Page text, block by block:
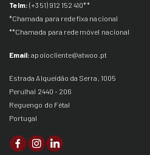
Telm:(+351) 912 152 410**
*Chamada para rede fixa nacional
**Chamada para rede móvel nacional
Email:apoiocliente@atwoo.pt
Estrada Alqueidão da Serra, 1005
Perulhal 2440 - 206
Reguengo do Fétal
Portugal